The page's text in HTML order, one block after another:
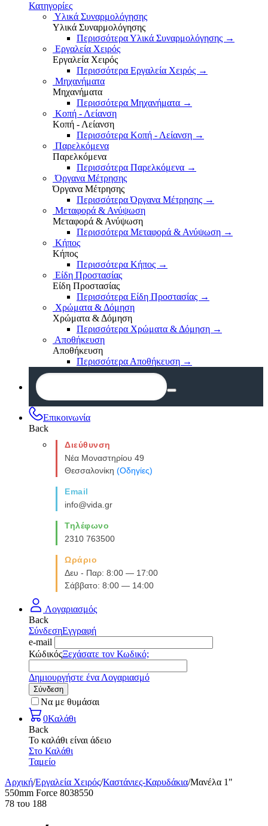
Κατηγορίες
Υλικά Συναρμολόγησης
Υλικά Συναρμολόγησης
Περισσότερα Υλικά Συναρμολόγησης →
Εργαλεία Χειρός
Εργαλεία Χειρός
Περισσότερα Εργαλεία Χειρός →
Μηχανήματα
Μηχανήματα
Περισσότερα Μηχανήματα →
Κοπή - Λείανση
Κοπή - Λείανση
Περισσότερα Κοπή - Λείανση →
Παρελκόμενα
Παρελκόμενα
Περισσότερα Παρελκόμενα →
Όργανα Μέτρησης
Όργανα Μέτρησης
Περισσότερα Όργανα Μέτρησης →
Μεταφορά & Ανύψωση
Μεταφορά & Ανύψωση
Περισσότερα Μεταφορά & Ανύψωση →
Κήπος
Κήπος
Περισσότερα Κήπος →
Είδη Προστασίας
Είδη Προστασίας
Περισσότερα Είδη Προστασίας →
Χρώματα & Δόμηση
Χρώματα & Δόμηση
Περισσότερα Χρώματα & Δόμηση →
Αποθήκευση
Αποθήκευση
Περισσότερα Αποθήκευση →
Επικοινωνία
Back
Διεύθυνση
Νέα Μοναστηρίου 49
Θεσσαλονίκη (Οδηγίες)
Email
info@vida.gr
Τηλέφωνο
2310 763500
Ωράριο
Δευ - Παρ: 8:00 — 17:00
Σάββατο: 8:00 — 14:00
Λογαριασμός
Back
ΣύνδεσηΕγγραφή
e-mail
ΚώδικόςΞεχάσατε τον Κωδικό;
Δημιουργήστε ένα Λογαριασμό
Σύνδεση
Να με θυμάσαι
0Καλάθι
Back
Το καλάθι είναι άδειο
Στο Καλάθι
Ταμείο
Αρχική/Εργαλεία Χειρός/Καστάνιες-Καρυδάκια/Μανέλα 1"
550mm Force 8038550
78 του 188